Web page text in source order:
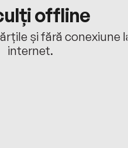
offline
și fără conexiune la
internet.